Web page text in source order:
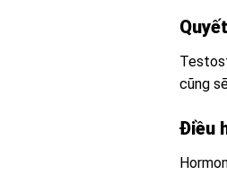
cũng
Điều